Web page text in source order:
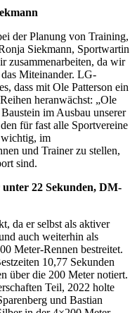
der Planung von Training,
Siekmann, Sportwartin
zusammenarbeiten, da wir
Miteinander. LG-
dass mit Ole Patterson ein
heranwächst: „Ole
im Ausbau unserer
für fast alle Sportvereine
wichtig, im
und Trainer zu stellen,
sind.
22 Sekunden, DM-
da er selbst als aktiver
auch weiterhin als
Meter-Rennen bestreitet.
10,77 Sekunden
über die 200 Meter notiert.
Teil, 2022 holte
und Bastian